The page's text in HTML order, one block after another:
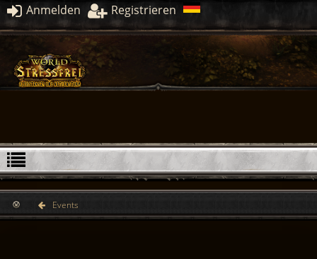
Anmelden Registrieren
Events